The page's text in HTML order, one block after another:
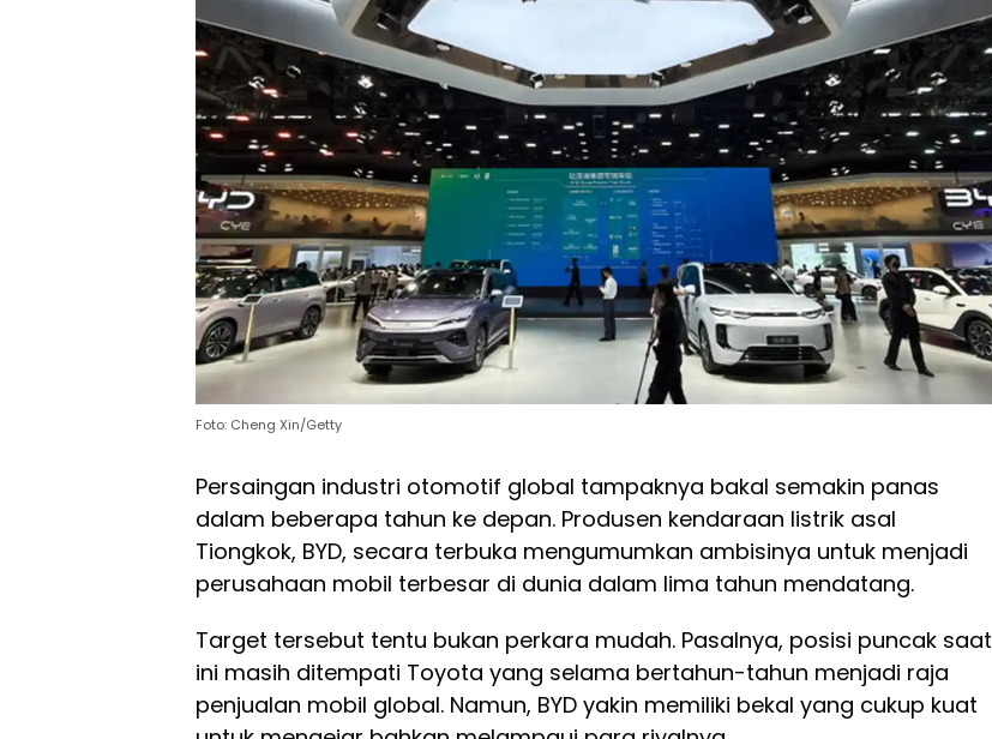
Foto: Cheng Xin/Getty
Persaingan industri otomotif global tampaknya bakal semakin panas
dalam beberapa tahun ke depan. Produsen kendaraan listrik asal
Tiongkok, BYD, secara terbuka mengumumkan ambisinya untuk menjadi
perusahaan mobil terbesar di dunia dalam lima tahun mendatang.
Target tersebut tentu bukan perkara mudah. Pasalnya, posisi puncak saat
ini masih ditempati Toyota yang selama bertahun-tahun menjadi raja
penjualan mobil global. Namun, BYD yakin memiliki bekal yang cukup kuat